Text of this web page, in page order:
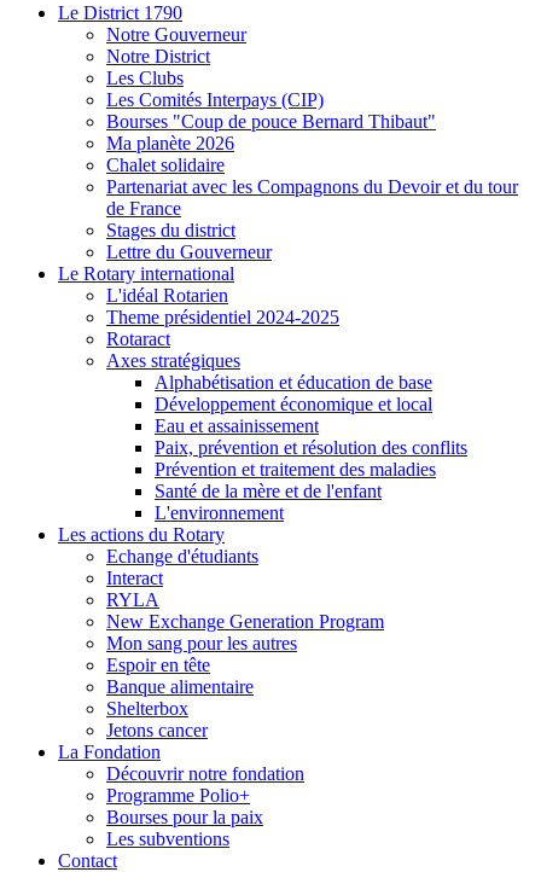
Le District 1790
Notre Gouverneur
Notre District
Les Clubs
Les Comités Interpays (CIP)
Bourses "Coup de pouce Bernard Thibaut"
Ma planète 2026
Chalet solidaire
Partenariat avec les Compagnons du Devoir et du tour
de France
Stages du district
Lettre du Gouverneur
Le Rotary international
L'idéal Rotarien
Theme présidentiel 2024-2025
Rotaract
Axes stratégiques
Alphabétisation et éducation de base
Développement économique et local
Eau et assainissement
Paix, prévention et résolution des conflits
Prévention et traitement des maladies
Santé de la mère et de l'enfant
L'environnement
Les actions du Rotary
Echange d'étudiants
Interact
RYLA
New Exchange Generation Program
Mon sang pour les autres
Espoir en tête
Banque alimentaire
Shelterbox
Jetons cancer
La Fondation
Découvrir notre fondation
Programme Polio+
Bourses pour la paix
Les subventions
Contact